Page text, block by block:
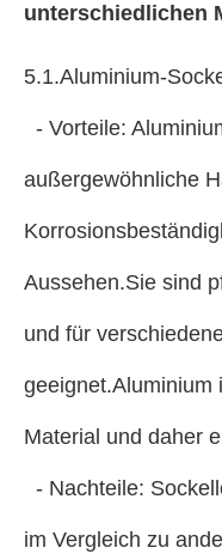
unterschiedlichen
5.1.Aluminium-
- Vorteile:
außergewöhnliche
Aussehen.Sie sind
und für
geeignet.Aluminium
Material und daher
- Nachteile:
im Vergleich zu